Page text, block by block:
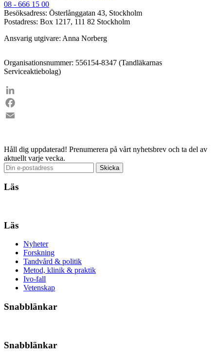
08 - 666 15 00
Besöksadress: Österlånggatan 43, Stockholm
Postadress: Box 1217, 111 82 Stockholm
Ansvarig utgivare: Anna Norberg
Organisationsnummer: 556154-8347 (Tandläkarnas
Serviceaktiebolag)
LinkedIn
Facebook
Håll dig uppdaterad! Prenumerera på vårt nyhetsbrev och ta del av
aktuellt varje vecka.
Läs
Läs
Nyheter
Forskning
Tandvård & politik
Metod, klinik & praktik
Ivo-fall
Vetenskap
Snabblänkar
Snabblänkar